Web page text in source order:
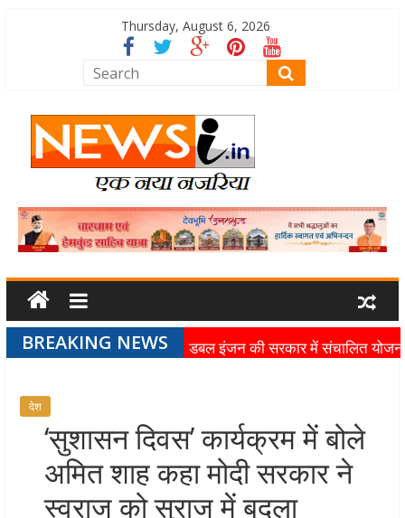
Thursday, August 6, 2026
BREAKING NEWS
डबल इंजन की सरकार में संचालित
मुख्यमंत्री पुष्कर सिंह धामी ने हरकी पैड़ी
लेकर कांवड़ यात्रा मार्ग पर हेलीकॉप्टर से
शिवभक्तों पर पुष्पवर्षा कर उनका स्वागत
किया गया
देश
‘सुशासन दिवस’ कार्यक्रम में बोले
अमित शाह कहा मोदी सरकार ने
स्वराज को सुराज में बदला